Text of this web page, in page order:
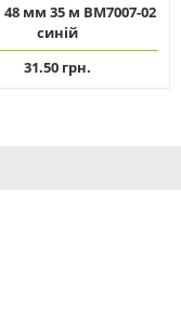
48 мм 35 м ВМ7007-02
синій
31.50 грн.